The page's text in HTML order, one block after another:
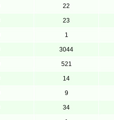
22
23
1
3044
521
14
9
34